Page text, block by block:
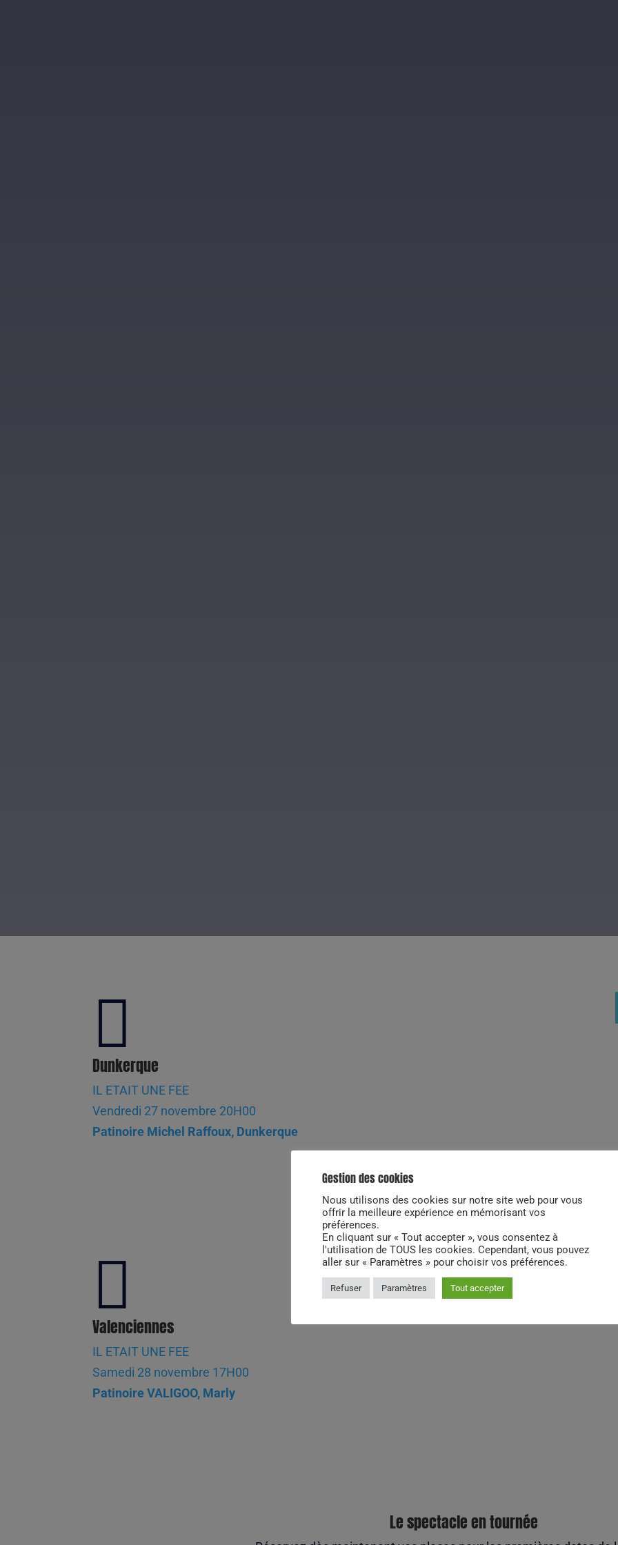

Dunkerque
IL ETAIT UNE FEE
Vendredi 27 novembre 20H00
Patinoire Michel Raffoux, Dunkerque

Valenciennes
IL ETAIT UNE FEE
Samedi 28 novembre 17H00
Patinoire VALIGOO, Marly
Le spectacle en tournée
Gestion des cookies
Nous utilisons des cookies sur notre site web pour vous
offrir la meilleure expérience en mémorisant vos
préférences.
En cliquant sur « Tout accepter », vous consentez à
l'utilisation de TOUS les cookies. Cependant, vous pouvez
aller sur « Paramètres » pour choisir vos préférences.
Refuser Paramètres Tout accepter